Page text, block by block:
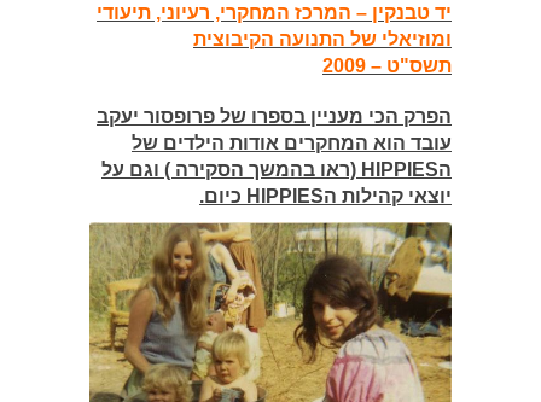
יד טבנקין – המרכז המחקרי, רעיוני, תיעודי
ומוזיאלי של התנועה הקיבוצית
תשס"ט – 2009
הפרק הכי מעניין בספרו של פרופסור יעקב
עובד הוא המחקרים אודות הילדים של
הHIPPIES (ראו בהמשך הסקירה ) וגם על
יוצאי קהילות הHIPPIES כיום.